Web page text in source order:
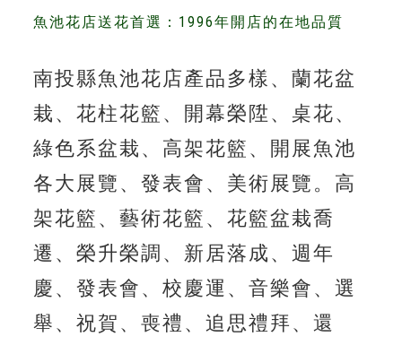
魚池花店送花首選：1996年開店的在地品質
南投縣魚池花店產品多樣、蘭花盆
栽、花柱花籃、開幕榮陞、桌花、
綠色系盆栽、高架花籃、開展魚池
各大展覽、發表會、美術展覽。高
架花籃、藝術花籃、花籃盆栽喬
遷、榮升榮調、新居落成、週年
慶、發表會、校慶運、音樂會、選
舉、祝賀、喪禮、追思禮拜、還